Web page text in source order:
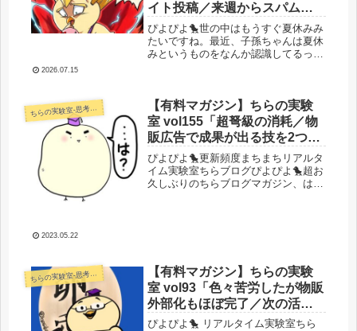
イト投稿／来週からスパム引
退します（）」
ぴよぴよ🐤世の中はもうすぐ夏休みみ
たいですね。最近、子孫ちゃんは夏休
みというものをなんか認識してるっぽ
すごい、そんなことを考えられるぐら
い...
2026.07.15
ちらの実験室-思考・失敗談・リアルタイム実況等を発信します-
【有料マガジン】ちらの実験
室 vol155「超弩級の消耗／物
販広告で成果が出る技を2つ伝
授？／SEO最近どうなのちら
りさん」
ぴよぴよ🐤更新頻度まちまちリアルタ
イム実験室ちらブログぴよぴよ🐤超お
久しぶりのちらブログマガジン、はじ
2023.05.22
ちらの実験室-思考・失敗談・リアルタイム実況等を発信します-
【有料マガジン】ちらの実験
室 vol93「色々苦労したが物販
外部化もほぼ完了／次の活動
に向けて動き出すべく狂気ラ
ぴよぴよ🐤 リアルタイム実験室ちら